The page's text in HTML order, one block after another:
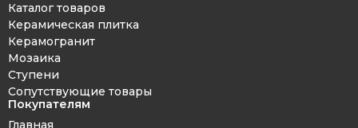
Каталог товаров
Керамическая плитка
Керамогранит
Мозаика
Ступени
Сопутствующие товары
Покупателям
Главная